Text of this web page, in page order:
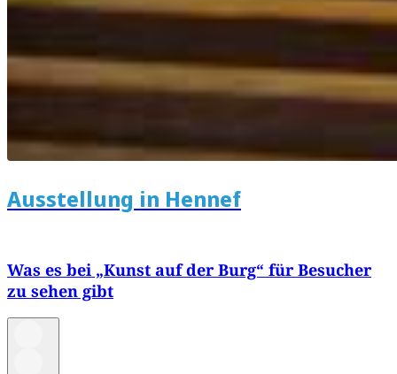
Ausstellung in Hennef
Was es bei „Kunst auf der Burg“ für Besucher
zu sehen gibt